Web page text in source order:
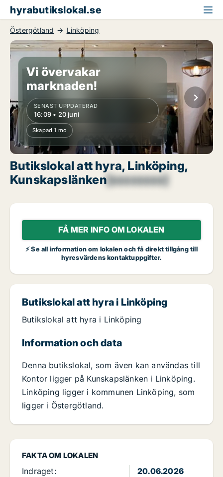
hyrabutikslokal.se
Östergötland Linköping
Vi övervakar
marknaden!
SENAST UPPDATERAD
16:09 • 20 juni
Skapad 1 mo
Butikslokal att hyra, Linköping,
Kunskapslänken[xxxxxxxx]
FÅ MER INFO OM LOKALEN
⚡ Se all information om lokalen och få direkt tillgång till
hyresvärdens kontaktuppgifter.
FAKTA OM LOKALEN
Indraget:
20.06.2026
Butikslokal att hyra i Linköping
Butikslokal att hyra i Linköping
Information och data
Denna butikslokal, som även kan användas till
Kontor ligger på Kunskapslänken i Linköping.
Linköping ligger i kommunen Linköping, som
ligger i Östergötland.